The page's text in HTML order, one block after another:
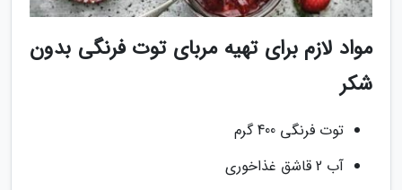
مواد لازم برای تهیه مربای توت فرنگی بدون
شکر
توت فرنگی 400 گرم
آب 2 قاشق غذاخوری